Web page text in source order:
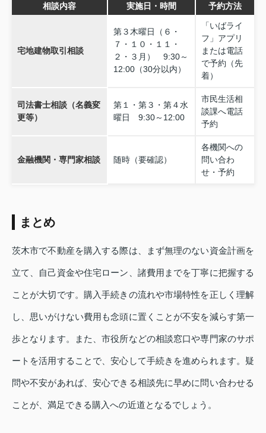
相談内容 実施日・時間 予約方法
宅地建物取引相談
第３木曜日（６・
７・１０・１１・
２・３月） 9:30～
12:00（30分以内）
「いばライ
フ」アプリ
または電話
で予約（先
着）
司法書士相談（名義変
更等）
第１・第３・第４水
曜日 9:30～12:00
市民生活相
談課へ電話
予約
金融機関・専門家相談 随時（要確認）
各機関への
問い合わ
せ・予約
まとめ
茨木市で不動産を購入する際は、まず無理のない資金計画を
立て、自己資金や住宅ローン、諸費用までを丁寧に把握する
ことが大切です。購入手続きの流れや市場特性を正しく理解
し、思いがけない費用も念頭に置くことが不安を減らす第一
歩となります。また、市役所などの相談窓口や専門家のサポ
ートを活用することで、安心して手続きを進められます。疑
問や不安があれば、安心できる相談先に早めに問い合わせる
ことが、満足できる購入への近道となるでしょう。